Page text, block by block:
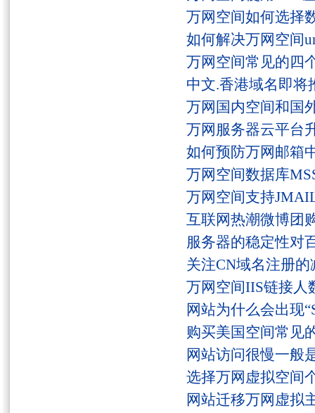
万网空间如何选择
如何解决万网空间
万网空间常见的四
中文.香港域名即将
万网国内空间和国
万网服务器云平台
如何预防万网邮箱
万网空间数据库
万网空间支持
互联网热潮微博团
服务器的稳定性对
关注CN域名注册
万网空间IIS链接人
网站为什么会出现
购买美国空间常见
网站访问很慢一般
选择万网虚拟空间
网站迁移万网虚拟